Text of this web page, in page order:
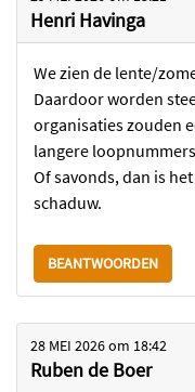
Henri Havinga
We zien de lente/
Daardoor worden
organisaties zouden
langere
Of savonds, dan is
schaduw.
BEANTWOORDEN
28 MEI 2026om 18:42
Ruben de Boer